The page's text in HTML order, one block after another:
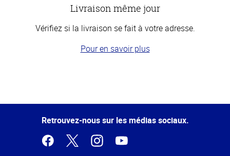
Livraison même jour
Vérifiez si la livraison se fait à votre adresse.
Pour en savoir plus
de la
Retrouvez-nous sur les médias sociaux.